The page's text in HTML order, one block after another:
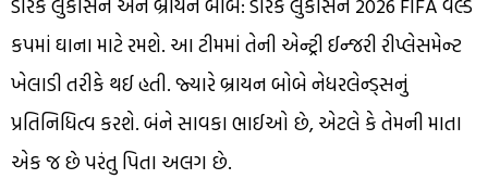
ડેરિક લુકાસેન અને બ્રાયન બોબે: ડેરિક લુકાસેન 2026 FIFA વર્લ્ડ
કપમાં ઘાના માટે રમશે. આ ટીમમાં તેની એન્ટ્રી ઈન્જરી રીપ્લેસમેન્ટ
ખેલાડી તરીકે થઈ હતી. જ્યારે બ્રાયન બોબે નેધરલેન્ડ્સનું
પ્રતિનિધિત્વ કરશે. બંને સાવકા ભાઈઓ છે, એટલે કે તેમની માતા
એક જ છે પરંતુ પિતા અલગ છે.